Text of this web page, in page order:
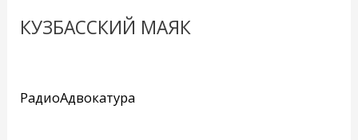
КУЗБАССКИЙ МАЯК
РадиоАдвокатура